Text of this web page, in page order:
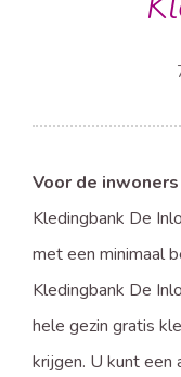
Voor de
Kledingbank De
met een minimaal
Kledingbank De
hele gezin gratis
krijgen. U kunt een